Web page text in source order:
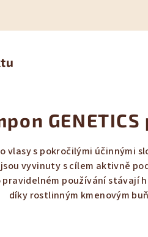
vlasy s pokročilými účinnými
vyvinuty s cílem aktivně
používání stávají
díky rostlinným kmenovým